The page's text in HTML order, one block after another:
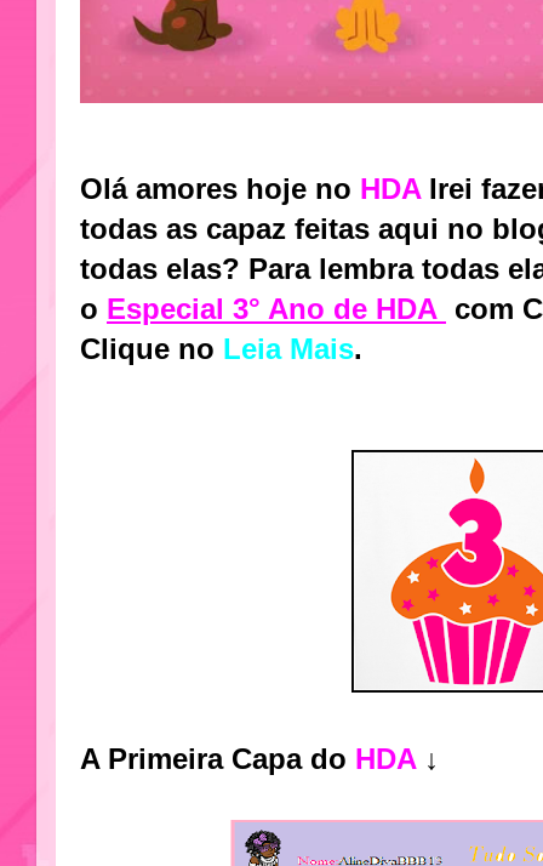
Olá amores hoje no HDA Irei
todas as capaz feitas aqui no
todas elas? Para lembra todas
o Especial 3° Ano de HDA com
Clique no Leia Mais.
A Primeira Capa do HDA ↓